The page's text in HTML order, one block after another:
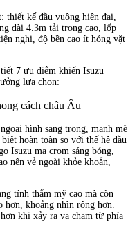
kế đầu vuông hiện đại,
dài 4.3m tải trọng cao, lốp
nghi, độ bền cao ít hỏng vặt
7 ưu điểm khiến Isuzu
lựa chọn:
cách châu Âu
hình sang trọng, mạnh mẽ
hoàn toàn so với thế hệ đầu
Isuzu mạ crom sáng bóng,
nên vẻ ngoài khỏe khoắn,
tính thẩm mỹ cao mà còn
hơn, khoảng nhìn rộng hơn.
khi xảy ra va chạm từ phía